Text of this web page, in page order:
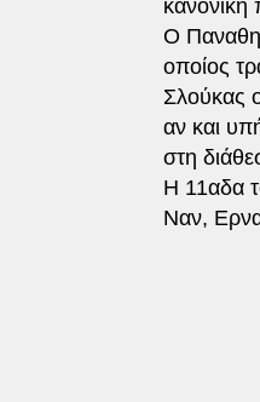
Ο
οποίος
Σλούκας
αν και
στη
Η 11αδα
Ναν,